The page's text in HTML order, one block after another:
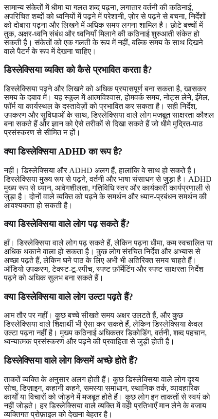
सामान्य संकेतों में धीमा या गलत शब्द पढ़ना, लगातार वर्तनी की कठिनाई,
अपरिचित शब्दों को ध्वनियों में पढ़ने में परेशानी, ज़ोर से पढ़ने से बचना, निर्देशों
को दोबारा पढ़ना और लिखने में अधिक समय लगना शामिल है। छोटे बच्चों में
तुक, अक्षर-ध्वनि संबंध और ध्वनियाँ मिलाने की कठिनाई शुरुआती संकेत हो
सकती है। संकेतों को एक गलती के रूप में नहीं, बल्कि समय के साथ दिखने
वाले पैटर्न के रूप में देखना चाहिए।
डिस्लेक्सिया व्यक्ति को कैसे प्रभावित करता है?
डिस्लेक्सिया पढ़ने और लिखने को अधिक प्रयासपूर्ण बना सकता है, खासकर
समय के दबाव में। यह स्कूल में आत्मविश्वास, होमवर्क समय, नोट्स लेने, ईमेल,
फॉर्म या कार्यस्थल के दस्तावेज़ों को प्रभावित कर सकता है। सही निर्देश,
उपकरण और सुविधाओं के साथ, डिस्लेक्सिया वाले लोग मजबूत साक्षरता कौशल
बना सकते हैं और ज्ञान को ऐसे तरीकों से दिखा सकते हैं जो धीमे मुद्रित-पाठ
प्रसंस्करण से सीमित न हों।
क्या डिस्लेक्सिया ADHD का रूप है?
नहीं। डिस्लेक्सिया और ADHD अलग हैं, हालांकि वे साथ हो सकते हैं।
डिस्लेक्सिया मुख्य रूप से पढ़ने, वर्तनी और भाषा संसाधन से जुड़ा है। ADHD
मुख्य रूप से ध्यान, आवेगशीलता, गतिविधि स्तर और कार्यकारी कार्यप्रणाली से
जुड़ा है। दोनों वाले व्यक्ति को पढ़ने के समर्थन और ध्यान-प्रबंधन समर्थन की
आवश्यकता हो सकती है।
क्या डिस्लेक्सिया वाले लोग पढ़ सकते हैं?
हाँ। डिस्लेक्सिया वाले लोग पढ़ सकते हैं, लेकिन पढ़ना धीमा, कम स्वचालित या
अधिक थकाने वाला हो सकता है। कुछ लोग संरचित निर्देश और अभ्यास से
अच्छा पढ़ते हैं, लेकिन घने पाठ के लिए अभी भी अतिरिक्त समय चाहते हैं।
ऑडियो उपकरण, टेक्स्ट-टू-स्पीच, स्पष्ट फ़ॉर्मेटिंग और स्पष्ट साक्षरता निर्देश
पढ़ने को अधिक सुलभ बना सकते हैं।
क्या डिस्लेक्सिया वाले लोग उल्टा पढ़ते हैं?
आम तौर पर नहीं। कुछ बच्चे सीखते समय अक्षर उलटते हैं, और कुछ
डिस्लेक्सिया वाले शिक्षार्थी भी ऐसा कर सकते हैं, लेकिन डिस्लेक्सिया केवल
उल्टा पढ़ना नहीं है। मुख्य कठिनाई अधिकतर डिकोडिंग, वर्तनी, शब्द पहचान,
ध्वन्यात्मक प्रसंस्करण और पढ़ने की प्रवाहिता से जुड़ी होती है।
डिस्लेक्सिया वाले लोग किसमें अच्छे होते हैं?
ताकतें व्यक्ति के अनुसार अलग होती हैं। कुछ डिस्लेक्सिया वाले लोग दृश्य
सोच, डिज़ाइन, कहानी कहने, समस्या समाधान, स्थानिक तर्क, व्यावहारिक
कार्यों या विचारों को जोड़ने में मजबूत होते हैं। कुछ लोग इन ताकतों से स्वयं को
नहीं जोड़ते। हर डिस्लेक्सिया वाले व्यक्ति में वही प्रतिभाएँ मान लेने के बजाय
व्यक्तिगत प्रोफ़ाइल को देखना बेहतर है।